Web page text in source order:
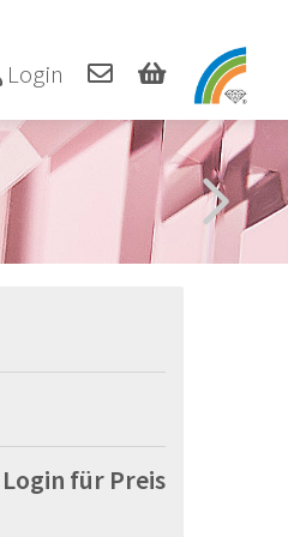
Login
Login für Preis